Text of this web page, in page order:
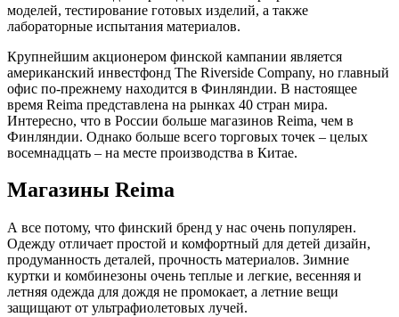
моделей, тестирование готовых изделий, а также
лабораторные испытания материалов.
Крупнейшим акционером финской кампании является
американский инвестфонд The Riverside Company, но главный
офис по-прежнему находится в Финляндии. В настоящее
время Reima представлена на рынках 40 стран мира.
Интересно, что в России больше магазинов Reima, чем в
Финляндии. Однако больше всего торговых точек – целых
восемнадцать – на месте производства в Китае.
Магазины Reima
А все потому, что финский бренд у нас очень популярен.
Одежду отличает простой и комфортный для детей дизайн,
продуманность деталей, прочность материалов. Зимние
куртки и комбинезоны очень теплые и легкие, весенняя и
летняя одежда для дождя не промокает, а летние вещи
защищают от ультрафиолетовых лучей.